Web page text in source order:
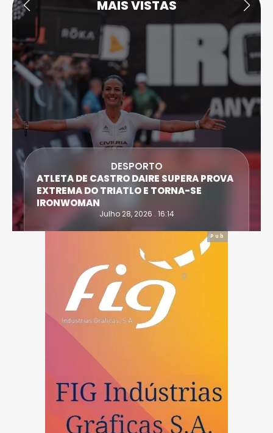
MAIS VISTAS
DESPORTO
ATLETA DE CASTRO DAIRE SUPERA PROVA
EXTREMA DO TRIATLO E TORNA-SE
IRONWOMAN
Julho 28, 2026 . 16:14
Pub